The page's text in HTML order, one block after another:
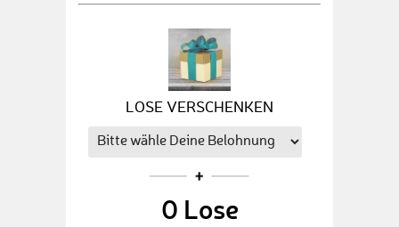
LOSE VERSCHENKEN
0 Lose